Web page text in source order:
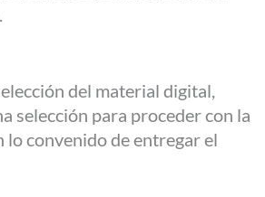
del material digital,
selección para proceder con la
lo convenido de entregar el